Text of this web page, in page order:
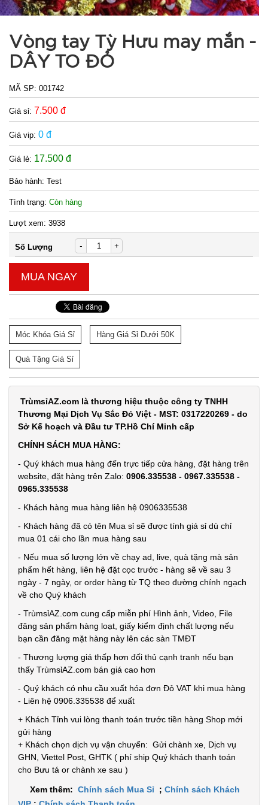
Vòng tay Tỳ Hưu may mắn -
DÂY TO ĐỎ
MÃ SP: 001742
Giá sỉ: 7.500 đ
Giá vip: 0 đ
Giá lẻ: 17.500 đ
Bảo hành: Test
Tình trạng: Còn hàng
Lượt xem: 3938
Số Lượng - +
MUA NGAY
Móc Khóa Giá Sỉ Hàng Giá Sỉ Dưới 50K
Quà Tặng Giá Sỉ
TrùmsỉAZ.com là thương hiệu thuộc công ty TNHH
Thương Mại Dịch Vụ Sắc Đỏ Việt - MST: 0317220269 - do
Sở Kế hoạch và Đầu tư TP.Hồ Chí Minh cấp
CHÍNH SÁCH MUA HÀNG:
- Quý khách mua hàng đến trực tiếp cửa hàng, đặt hàng trên
website, đặt hàng trên Zalo: 0906.335538 - 0967.335538 -
0965.335538
- Khách hàng mua hàng liên hệ 0906335538
- Khách hàng đã có tên Mua sỉ sẽ được tính giá sỉ dù chỉ
mua 01 cái cho lần mua hàng sau
- Nếu mua số lượng lớn về chạy ad, live, quà tặng mà sản
phẩm hết hàng, liên hệ đặt cọc trước - hàng sẽ về sau 3
ngày - 7 ngày, or order hàng từ TQ theo đường chính ngạch
về cho Quý khách
- TrùmsỉAZ.com cung cấp miễn phí Hình ảnh, Video, File
đăng sản phẩm hàng loạt, giấy kiểm định chất lượng nếu
bạn cần đăng mặt hàng này lên các sàn TMĐT
- Thương lượng giá thấp hơn đối thủ cạnh tranh nếu bạn
thấy TrùmsỉAZ.com bán giá cao hơn
- Quý khách có nhu cầu xuất hóa đơn Đỏ VAT khi mua hàng
- Liên hệ 0906.335538 để xuất
+ Khách Tỉnh vui lòng thanh toán trước tiền hàng Shop mới
gửi hàng
+ Khách chọn dịch vụ vận chuyển: Gửi chành xe, Dịch vụ
GHN, Viettel Post, GHTK ( phí ship Quý khách thanh toán
cho Bưu tá or chành xe sau )
Xem thêm: Chính sách Mua Sỉ ; Chính sách Khách
Chai tẩy
Flac CÓMÃ
SP:
5.500 đ
TRẠNG:
hàng
- BẢN 5CM
màu vàng
Nhật Bản (
0.3kg
Đặt
tầng Lucky
GIÁ:
70.000 đ